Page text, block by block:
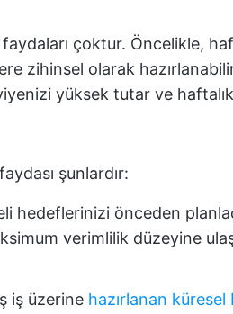
çoktur. Öncelikle,
zihinsel olarak
yüksek tutar ve haftalık
şunlardır:
hedeflerinizi önceden
verimlilik düzeyine
iş üzerine hazırlanan